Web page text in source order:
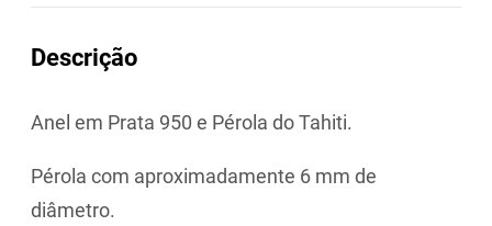
Descrição
Anel em Prata 950 e Pérola do Tahiti.
Pérola com aproximadamente 6 mm de
diâmetro.